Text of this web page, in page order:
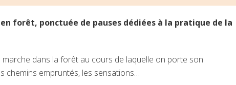
forêt, ponctuée de pauses dédiées à la pratique de la
dans la forêt au cours de laquelle on porte son
chemins empruntés, les sensations…